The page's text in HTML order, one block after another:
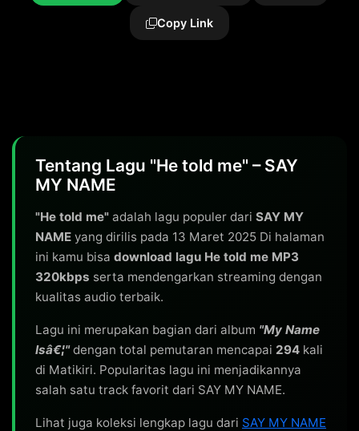
Copy Link
Tentang Lagu "He told me" – SAY
MY NAME
"He told me" adalah lagu populer dari SAY MY
NAME yang dirilis pada 13 Maret 2025 Di halaman
ini kamu bisa download lagu He told me MP3
320kbps serta mendengarkan streaming dengan
kualitas audio terbaik.
Lagu ini merupakan bagian dari album "My Name
Isâ€¦"dengan total pemutaran mencapai 294 kali
di Matikiri. Popularitas lagu ini menjadikannya
salah satu track favorit dari SAY MY NAME.
Lihat juga koleksi lengkap lagu dari SAY MY NAME